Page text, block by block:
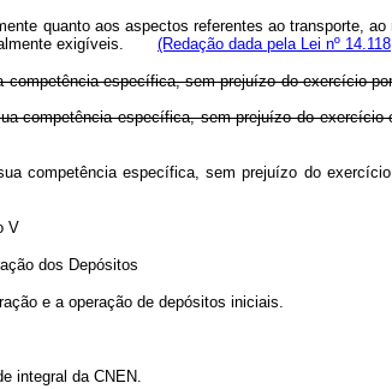
quanto aos aspectos referentes ao transporte,
exigíveis. (Redação dada pela Lei nº
específica, sem prejuízo do exercício
competência específica, sem prejuízo do
competência específica, sem prejuízo do
V
dos Depósitos
e a operação de depósitos iniciais.
integral da CNEN.